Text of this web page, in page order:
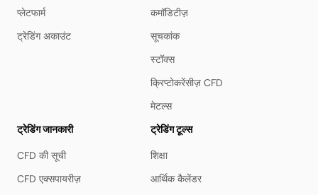
प्लेटफार्म
ट्रेडिंग अकाउंट
कमॉडिटीज़
सूचकांक
स्टॉक्स
क्रिप्टोकरेंसीज़ CFD
मेटल्स
ट्रेडिंग जानकारी
CFD की सूची
CFD एक्सपायरीज़
ट्रेडिंग टूल्स
शिक्षा
आर्थिक कैलेंडर